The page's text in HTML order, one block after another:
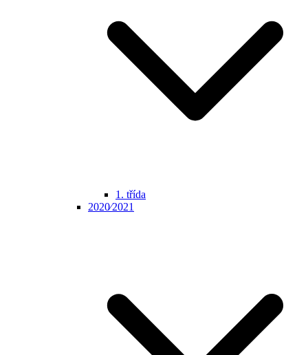
1. třída
2020⁄2021